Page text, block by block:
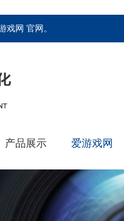
戏网 官网。
产品展示 爱游戏网